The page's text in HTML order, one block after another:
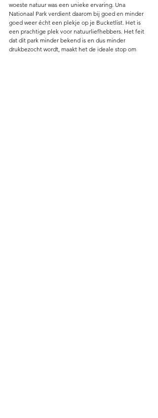
woeste natuur was een unieke ervaring. Una
Nationaal Park verdient daarom bij goed en minder
goed weer écht een plekje op je Bucketlist. Het is
een prachtige plek voor natuurliefhebbers. Het feit
dat dit park minder bekend is en dus minder
drukbezocht wordt, maakt het de ideale stop om